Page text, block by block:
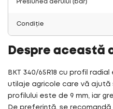
Presiunea aerului (bar)
Condiție
Despre această
BKT 340/65R18 cu profil
utilaje agricole care vă ajută
profilului este de 9 mm, iar
De preferință, se